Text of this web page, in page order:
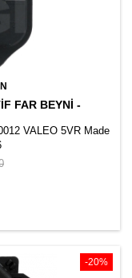
FAR BEYNI -
VALEO 5VR Made
-20%